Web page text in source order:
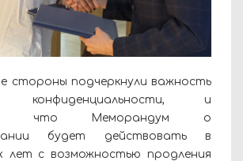
стороны подчеркнули важность
конфиденциальности, и
что Меморандум о
будет действовать в
лет с возможностью продления